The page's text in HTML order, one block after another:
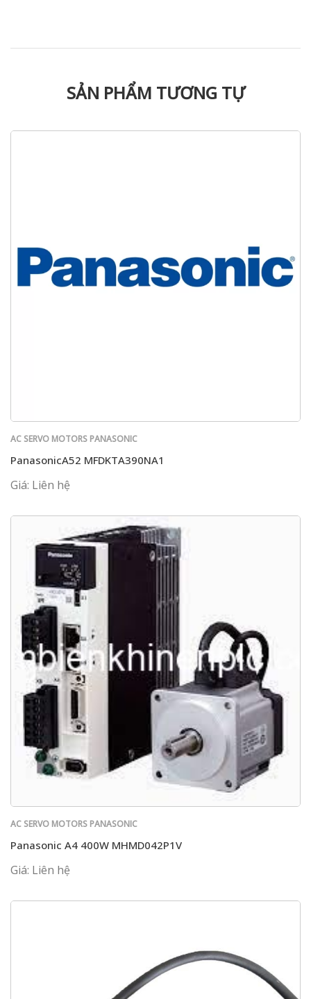
SẢN PHẨM TƯƠNG TỰ
AC SERVO MOTORS PANASONIC
PanasonicA52 MFDKTA390NA1
Giá: Liên hệ
AC SERVO MOTORS PANASONIC
Panasonic A4 400W MHMD042P1V
Giá: Liên hệ